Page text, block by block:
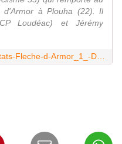
à Plouha (22). Il
Loudéac) et Jérémy